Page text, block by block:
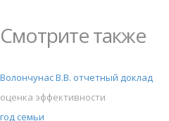
Смотрите также
Волончунас В.В. отчетный доклад
оценка эффективности
год семьи